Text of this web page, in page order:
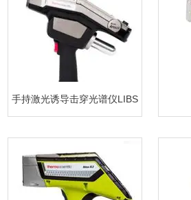
手持激光诱导击穿光谱仪LIBS